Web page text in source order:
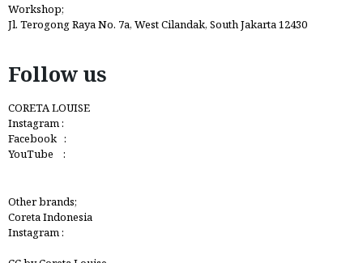
Workshop;
Jl. Terogong Raya No. 7a, West Cilandak, South Jakarta 12430
Follow us
CORETA LOUISE
Instagram :
Facebook :
YouTube :
Other brands;
Coreta Indonesia
Instagram :